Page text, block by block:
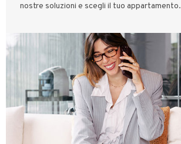
nostre soluzioni e scegli il tuo appartamento.